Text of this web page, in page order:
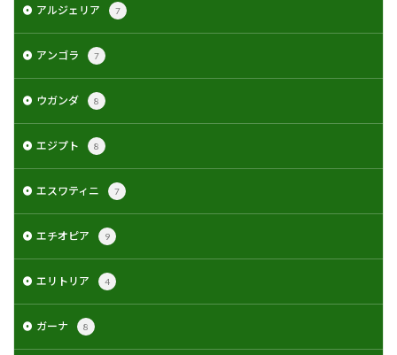
アルジェリア 7
アンゴラ 7
ウガンダ 8
エジプト 8
エスワティニ 7
エチオピア 9
エリトリア 4
ガーナ 8